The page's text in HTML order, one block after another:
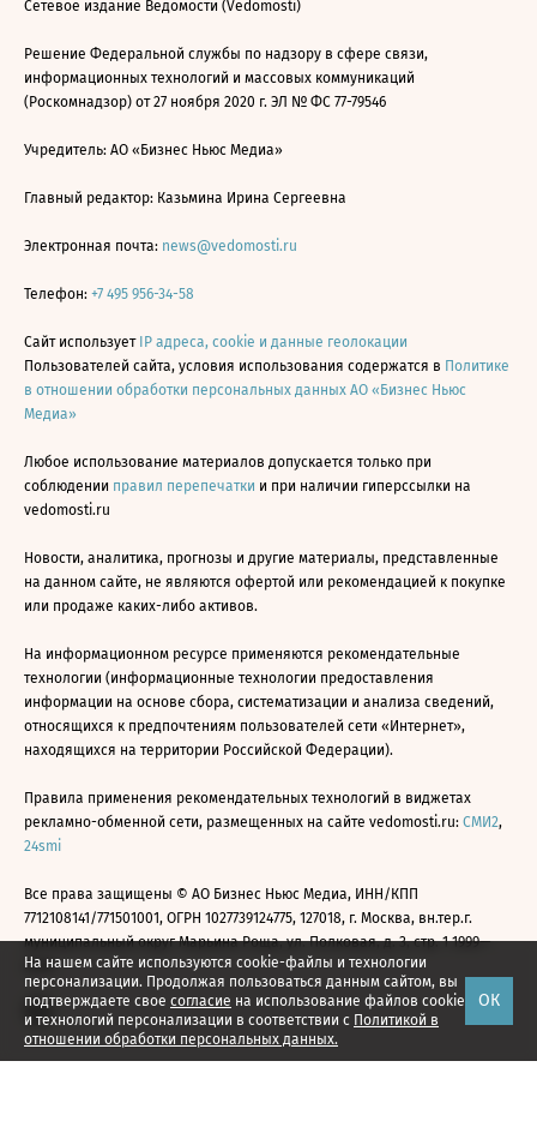
На нашем сайте используются cookie-файлы и технологии
персонализации. Продолжая пользоваться данным сайтом, вы
подтверждаете свое согласие на использование файлов cookie
и технологий персонализации в соответствии с Политикой в
отношении обработки персональных данных.
ОК
Сетевое издание Ведомости (Vedomosti)
Решение Федеральной службы по надзору в сфере связи,
информационных технологий и массовых коммуникаций
(Роскомнадзор) от 27 ноября 2020 г. ЭЛ № ФС 77-79546
Учредитель: АО «Бизнес Ньюс Медиа»
Главный редактор: Казьмина Ирина Сергеевна
Электронная почта: news@vedomosti.ru
Телефон: +7 495 956-34-58
Сайт использует IP адреса, cookie и данные геолокации
Пользователей сайта, условия использования содержатся в Политике
в отношении обработки персональных данных АО «Бизнес Ньюс
Медиа»
Любое использование материалов допускается только при
соблюдении правил перепечатки и при наличии гиперссылки на
vedomosti.ru
Новости, аналитика, прогнозы и другие материалы, представленные
на данном сайте, не являются офертой или рекомендацией к покупке
или продаже каких-либо активов.
На информационном ресурсе применяются рекомендательные
технологии (информационные технологии предоставления
информации на основе сбора, систематизации и анализа сведений,
относящихся к предпочтениям пользователей сети «Интернет»,
находящихся на территории Российской Федерации).
Правила применения рекомендательных технологий в виджетах
рекламно-обменной сети, размещенных на сайте vedomosti.ru: СМИ2,
24smi
Все права защищены © АО Бизнес Ньюс Медиа, ИНН/КПП
7712108141/771501001, ОГРН 1027739124775, 127018, г. Москва, вн.тер.г.
муниципальный округ Марьина Роща, ул. Полковая, д. 3, стр. 1 1999—
2026